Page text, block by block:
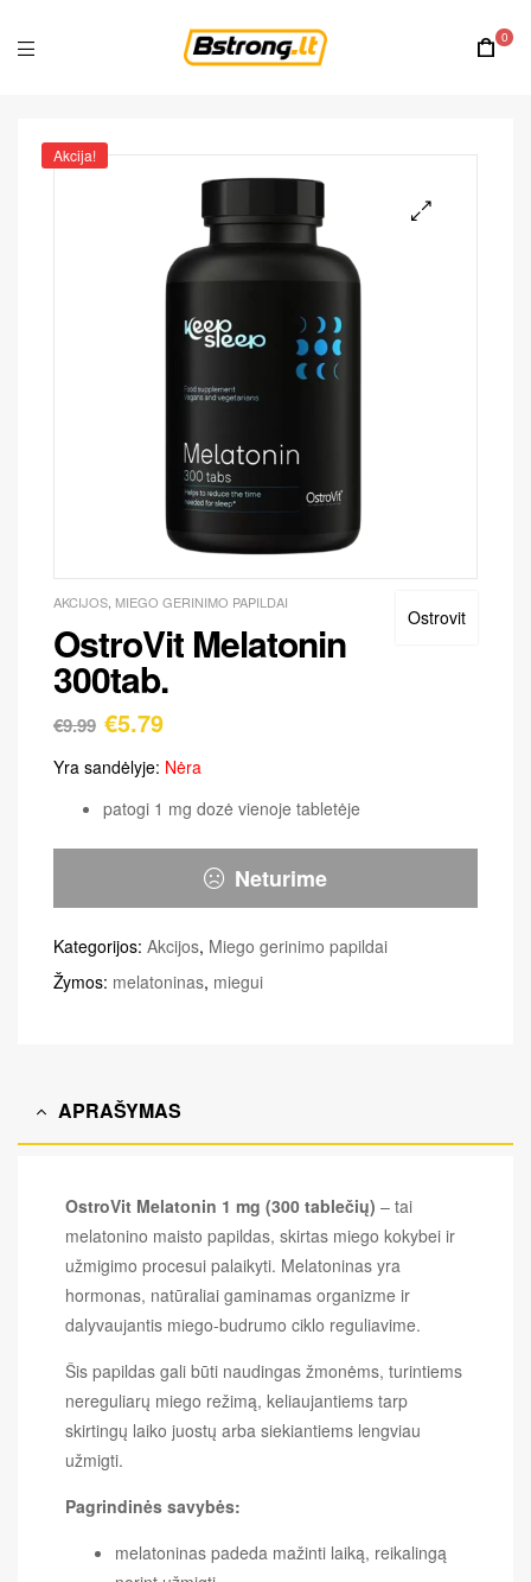
0
Akcija!
Ostrovit
AKCIJOS MIEGO GERINIMO PAPILDAI
OstroVit Melatonin
300tab.
€9.99 €5.79
Yra sandėlyje: Nėra
patogi 1 mg dozė vienoje tabletėje
Neturime
Kategorijos: Akcijos, Miego gerinimo papildai
Žymos: melatoninas, miegui
APRAŠYMAS
OstroVit Melatonin 1 mg (300 tablečių) – tai
melatonino maisto papildas, skirtas miego kokybei ir
užmigimo procesui palaikyti. Melatoninas yra
hormonas, natūraliai gaminamas organizme ir
dalyvaujantis miego-budrumo ciklo reguliavime.
Šis papildas gali būti naudingas žmonėms, turintiems
nereguliarų miego režimą, keliaujantiems tarp
skirtingų laiko juostų arba siekiantiems lengviau
užmigti.
Pagrindinės savybės:
melatoninas padeda mažinti laiką, reikalingą